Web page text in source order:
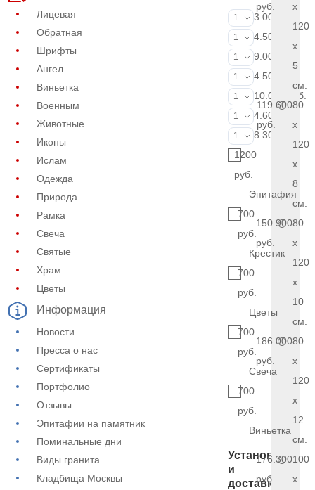
Лицевая
Обратная
Шрифты
Ангел
Виньетка
Военным
Животные
Иконы
Ислам
Одежда
Природа
Рамка
Свеча
Святые
Храм
Цветы
Информация
Новости
Пресса о нас
Сертификаты
Портфолио
Отзывы
Эпитафии на памятник
Поминальные дни
Виды гранита
Кладбища Москвы
ФИО и даты
1
3.000 руб.
ФИО и даты
1
4.500 руб.
ФИО и даты
1
9.000 руб.
Портрет
1
4.500 руб.
Портрет
1
10.000 руб.
Фотокерамика
1
4.600 руб.
Фото на
1
8.300 руб.
1200
руб.
Эпитафия
700
руб.
Крестик
700
руб.
Цветы
700
руб.
Свеча
700
руб.
Виньетка
Установка
и
доставка
руб.
x
120
x
5
см.
119.600
руб.
80
x
120
x
8
см.
150.900
руб.
80
x
120
x
10
см.
186.000
руб.
80
x
120
x
12
см.
176.300
руб.
100
x